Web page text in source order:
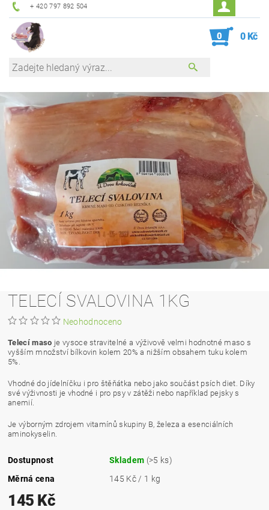
+ 420 797 892 504
0 0 Kč
TELECÍ SVALOVINA 1KG
Neohodnoceno
Telecí maso je vysoce stravitelné a výživově velmi hodnotné maso s
vyšším množství bílkovin kolem 20% a nižším obsahem tuku kolem
5%.
Vhodné do jídelníčku i pro štěňátka nebo jako součást psích diet. Díky
své výživnosti je vhodné i pro psy v zátěži nebo například pejsky s
anemií.
Je výborným zdrojem vitamínů skupiny B, železa a esenciálních
aminokyselin.
Dostupnost Skladem (>5 ks)
Měrná cena
145 Kč / 1 kg
145 Kč